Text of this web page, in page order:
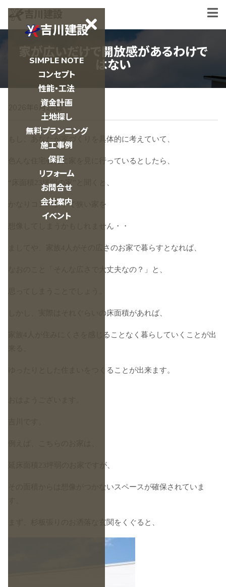
吉川建設
SIMPLE NOTE
コンセプト
性能・工法
資金計画
土地探し
無料プランニング
施工事例
保証
リフォーム
お問合せ
会社案内
イベント
家が広いだけで開放感があるわけで
はない
2026年6月25日
もし、あなたが家づくりを具体的に考えていて、
色んな住宅会社に家を見に行っているとしたら、
“床面積23坪弱の家”と聞くと、
かなりコンパクトで狭い家を
想像してしまうかもしれません・・
ましてや、家族4人がその広さのお家で暮らすとなれば、
なおのこと「そんな広さで大丈夫なの？」と、
しかし、実際はそれぐらいの床面積があれば、
家族4人が住みにくさを感じることなく暮らしていくことが出
ゆったりとした住まいをつくることが出来ます。
延床面積23坪弱のお家ですが、
その面積からは想像がつかないスペースが確保されていま
まず、杉板張りのお洒落な玄関をくぐると、